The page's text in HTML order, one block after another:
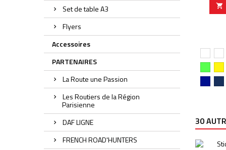
Set de table A3
Flyers
Accessoires
PARTENAIRES
La Route une Passion
Les Routiers de la Région
Parisienne
DAF LIGNE
FRENCH ROAD'HUNTERS
fait

foncé
30